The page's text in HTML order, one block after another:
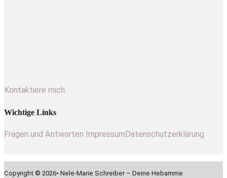
Kontaktiere mich
Wichtige Links
Fragen und Antworten Impressum Datenschutzerklärung
Copyright © 2026• Nele-Marie Schreiber – Deine Hebamme